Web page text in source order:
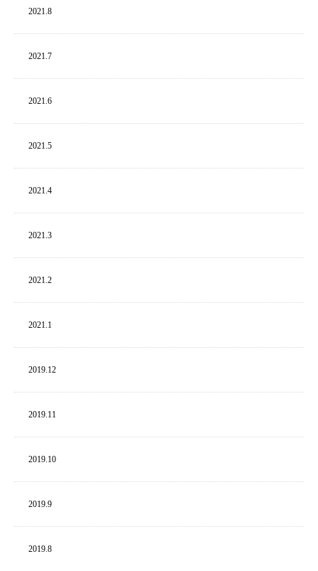
2021. 8
2021. 7
2021. 6
2021. 5
2021. 4
2021. 3
2021. 2
2021. 1
2019. 12
2019. 11
2019. 10
2019. 9
2019. 8